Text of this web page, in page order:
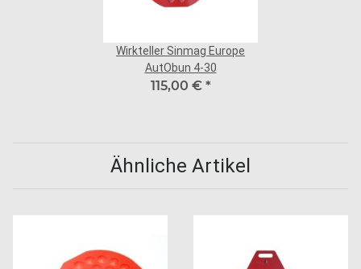
Wirkteller Sinmag Europe
AutObun 4-30
115,00 € *
Ähnliche Artikel